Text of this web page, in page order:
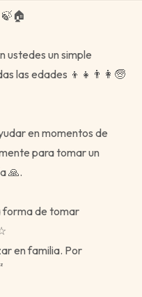
🍃🏠
ustedes un simple
las edades 👦👧👨👩🧓
en momentos de
para tomar un
🙏.
forma de tomar
en familia. Por